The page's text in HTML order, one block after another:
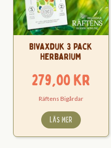
Bivaxduk 3 Pack
Herbarium
279,00kr
Räftens Bigårdar
LÄS MER